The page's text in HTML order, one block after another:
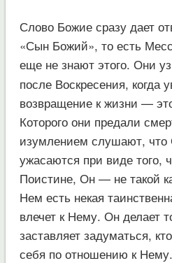
Слово Божие сразу дает
«Сын Божий», то есть
еще не знают этого. Они
после Воскресения, когда
возвращение к жизни —
Которого они предали
изумлением слушают, что
ужасаются при виде того,
Поистине, Он — не такой
Нем есть некая
влечет к Нему. Он делает
заставляет задуматься,
себя по отношению к Нему.